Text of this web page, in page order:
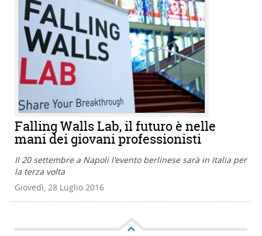
Falling Walls Lab, il futuro è nelle
mani dei giovani professionisti
Il 20 settembre a Napoli l'evento berlinese sarà in Italia per
la terza volta
Giovedì, 28 Luglio 2016